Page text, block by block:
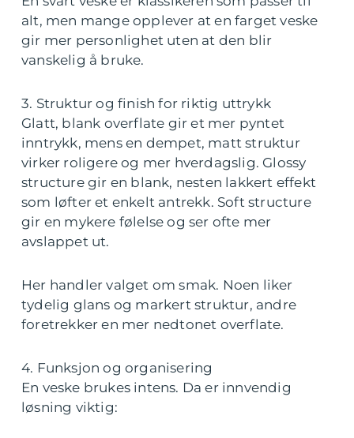
alt, men mange opplever at en farget veske
gir mer personlighet uten at den blir
vanskelig å bruke.
3. Struktur og finish for riktig uttrykk
Glatt, blank overflate gir et mer pyntet
inntrykk, mens en dempet, matt struktur
virker roligere og mer hverdagslig. Glossy
structure gir en blank, nesten lakkert effekt
som løfter et enkelt antrekk. Soft structure
gir en mykere følelse og ser ofte mer
avslappet ut.
Her handler valget om smak. Noen liker
tydelig glans og markert struktur, andre
foretrekker en mer nedtonet overflate.
4. Funksjon og organisering
En veske brukes intens. Da er innvendig
løsning viktig: